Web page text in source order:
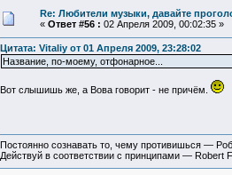
Re: Любители музыки, давайте
« Ответ #56 : 02 Апреля 2009, 00:02:35 »
Цитата: Vitaliy от 01 Апреля 2009, 23:28:02
Название, по-моему, отфонарное...
Вот слышишь же, а Вова говорит - не причём.
Постоянно сознавать то, чему противишься —
Действуй в соответствии с принципами — Robert